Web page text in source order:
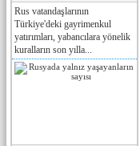
Rus vatandaşlarının
Türkiye'deki gayrimenkul
yatırımları, yabancılara yönelik
kuralların son yılla...